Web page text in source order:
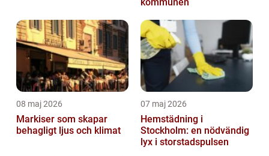
kommunen
08 maj 2026
Markiser som skapar
behagligt ljus och klimat
07 maj 2026
Hemstädning i
Stockholm: en nödvändig
lyx i storstadspulsen